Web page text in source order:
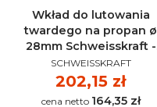
Wkład do lutowania
twardego na propan ø
28mm Schweisskraft -
1711410
PRODUCENT
SCHWEISSKRAFT
Cena
202,15 zł
Cena 164,35 zł